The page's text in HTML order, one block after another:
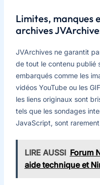
Limites, manques
archives
JVArchives ne garantit
de tout le contenu publié
embarqués comme les
vidéos YouTube ou les
les liens originaux sont
tels que les sondages
JavaScript, sont
LIRE AUSSI Forum
aide technique et